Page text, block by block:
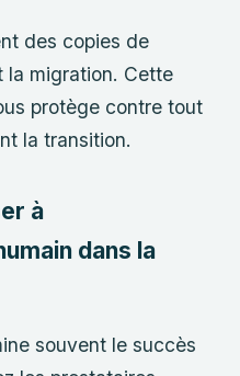
des copies de
la migration. Cette
protège contre tout
la transition.
à
dans la
souvent le succès